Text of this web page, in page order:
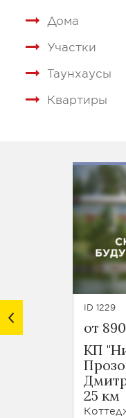
Дома
Участки
Таунхаусы
Квартиры
ID 1229
от
КП
25 км